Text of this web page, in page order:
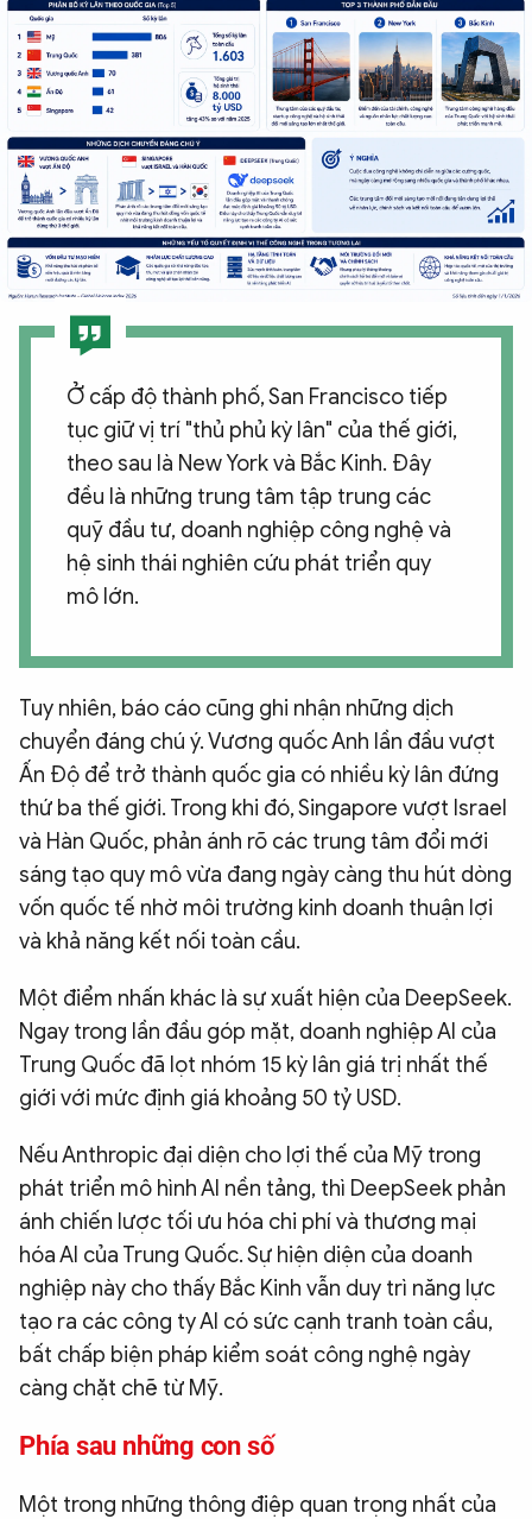
Ở cấp độ thành phố, San Francisco tiếp
tục giữ vị trí "thủ phủ kỳ lân" của thế giới,
theo sau là New York và Bắc Kinh. Đây
đều là những trung tâm tập trung các
quỹ đầu tư, doanh nghiệp công nghệ và
hệ sinh thái nghiên cứu phát triển quy
mô lớn.
Tuy nhiên, báo cáo cũng ghi nhận những dịch
chuyển đáng chú ý. Vương quốc Anh lần đầu vượt
Ấn Độ để trở thành quốc gia có nhiều kỳ lân đứng
thứ ba thế giới. Trong khi đó, Singapore vượt Israel
và Hàn Quốc, phản ánh rõ các trung tâm đổi mới
sáng tạo quy mô vừa đang ngày càng thu hút dòng
vốn quốc tế nhờ môi trường kinh doanh thuận lợi
và khả năng kết nối toàn cầu.
Một điểm nhấn khác là sự xuất hiện của DeepSeek.
Ngay trong lần đầu góp mặt, doanh nghiệp AI của
Trung Quốc đã lọt nhóm 15 kỳ lân giá trị nhất thế
giới với mức định giá khoảng 50 tỷ USD.
Nếu Anthropic đại diện cho lợi thế của Mỹ trong
phát triển mô hình AI nền tảng, thì DeepSeek phản
ánh chiến lược tối ưu hóa chi phí và thương mại
hóa AI của Trung Quốc. Sự hiện diện của doanh
nghiệp này cho thấy Bắc Kinh vẫn duy trì năng lực
tạo ra các công ty AI có sức cạnh tranh toàn cầu,
bất chấp biện pháp kiểm soát công nghệ ngày
càng chặt chẽ từ Mỹ.
Phía sau những con số
Một trong những thông điệp quan trọng nhất của